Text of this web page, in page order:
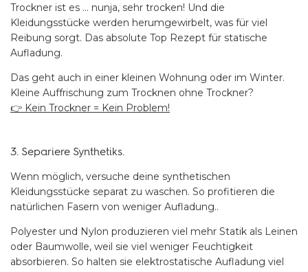
Trockner ist es … nunja, sehr trocken! Und die
Kleidungsstücke werden herumgewirbelt, was für viel
Reibung sorgt. Das absolute Top Rezept für statische
Aufladung.
Das geht auch in einer kleinen Wohnung oder im Winter.
Kleine Auffrischung zum Trocknen ohne Trockner?
👉 Kein Trockner = Kein Problem!
3. Separiere Synthetiks.
Wenn möglich, versuche deine synthetischen
Kleidungsstücke separat zu waschen. So profitieren die
natürlichen Fasern von weniger Aufladung..
Polyester und Nylon produzieren viel mehr Statik als Leinen
oder Baumwolle, weil sie viel weniger Feuchtigkeit
absorbieren. So halten sie elektrostatische Aufladung viel